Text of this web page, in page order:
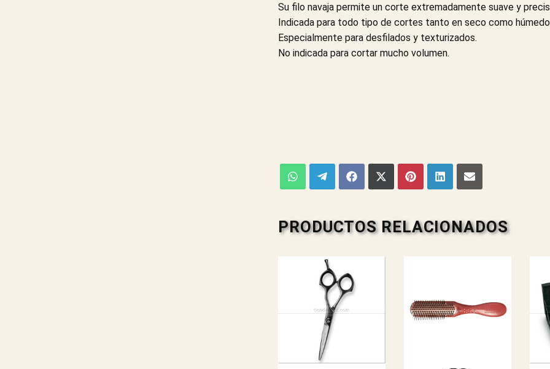
Su filo navaja permite un corte extremadamente suave y
Indicada para todo tipo de cortes tanto en seco como
Especialmente para desfilados y texturizados.
No indicada para cortar mucho volumen.
PRODUCTOS RELACIONADOS